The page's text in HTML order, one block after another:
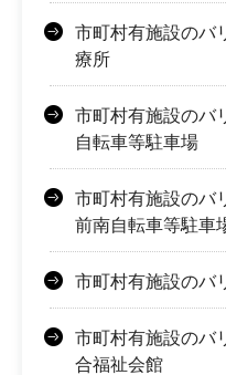
市町村有施設の
療所
市町村有施設の
自転車等駐車場
市町村有施設の
前南自転車等駐車
市町村有施設の
市町村有施設の
合福祉会館